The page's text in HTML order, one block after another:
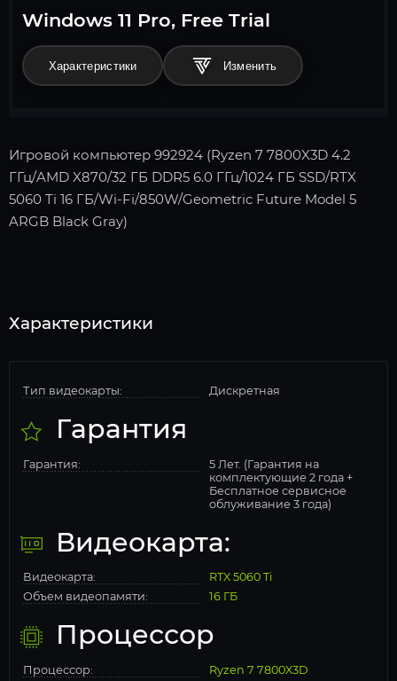
Windows 11 Pro, Free Trial
Характеристики
Игровой компьютер 992924 (Ryzen 7 7800X3D 4.2
ГГц/AMD X870/32 ГБ DDR5 6.0 ГГц/1024 ГБ SSD/RTX
5060 Ti 16 ГБ/Wi-Fi/850W/Geometric Future Model 5
ARGB Black Gray)
Характеристики
Тип видеокарты: Дискретная
Гарантия
Гарантия:
5 Лет. (Гарантия на
комплектующие 2 года +
Бесплатное сервисное
облуживание 3 года)
Видеокарта:
Видеокарта:
RTX 5060 Ti
Объем видеопамяти:
16 ГБ
Процессор
Процессор:
Ryzen 7 7800X3D